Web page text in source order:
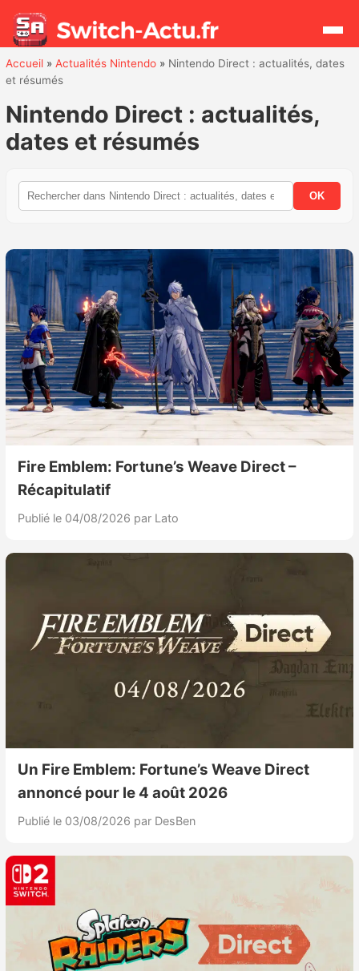
Actualités
Jeux
Mises à jour
Chiffres de ventes
Rumeurs
Nintendo Direct
Tests et previews
Tests de jeux
Tests d’accessoires
Autres tests
Précommandes
Précommandes jeux Switch 2
Bons plans
Guides
Accueil» Actualités Nintendo» Nintendo Direct : actualités, dates
et résumés
Nintendo Direct : actualités,
dates et résumés
OK
Fire Emblem: Fortune’s Weave Direct –
Récapitulatif
Publié le 04/08/2026 par Lato
Un Fire Emblem: Fortune’s Weave Direct
annoncé pour le 4 août 2026
Publié le 03/08/2026 par DesBen